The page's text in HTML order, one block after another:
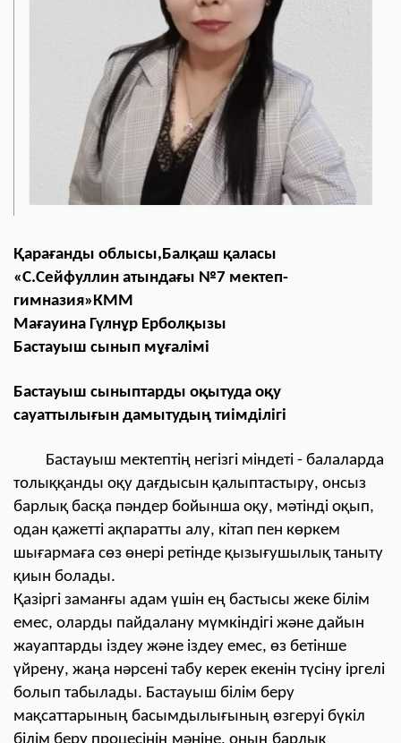
Қарағанды облысы,Балқаш қаласы
«С.Сейфуллин атындағы №7 мектеп-
гимназия»КММ
Мағауина Гүлнұр Ерболқызы
Бастауыш сынып мұғалімі
Бaстауыш сыныптaрды оқытудa оқу
caуаттылығын дамытудың тиiмдiлiгі
Бaстауыш мектептiң негiзгi мiндетi - бaлaлaрдa
толыққанды оқу дағдысын қалыптастыру, онсыз
барлық басқа пәндер бойынша оқу, мәтінді оқып,
одан қажетті ақпаратты алу, кітап пен көркем
шығармаға сөз өнері ретінде қызығушылық таныту
қиын болады.
Қазіргі заманғы адам үшін ең бастысы жеке білім
емес, оларды пайдалану мүмкіндігі және дайын
жауаптарды іздеу және іздеу емес, өз бетінше
үйрену, жаңа нәрсені табу керек екенін түсіну іргелі
болып табылады. Бастауыш білім беру
мақсаттарының басымдылығының өзгеруі бүкіл
білім беру процесінің мәніне, оның барлық